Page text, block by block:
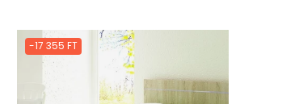
-17 355 FT